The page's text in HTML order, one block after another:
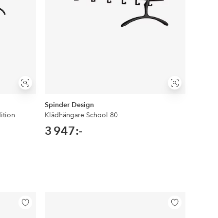
Visa
liknande
Visa
liknande
Spinder Design
Klädhängare School 80
3 947:-